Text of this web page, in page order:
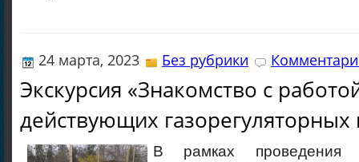
24 марта, 2023 Без рубрики
Экскурсия «Знакомство с
действующих газорегуляторных
В рамках проведения